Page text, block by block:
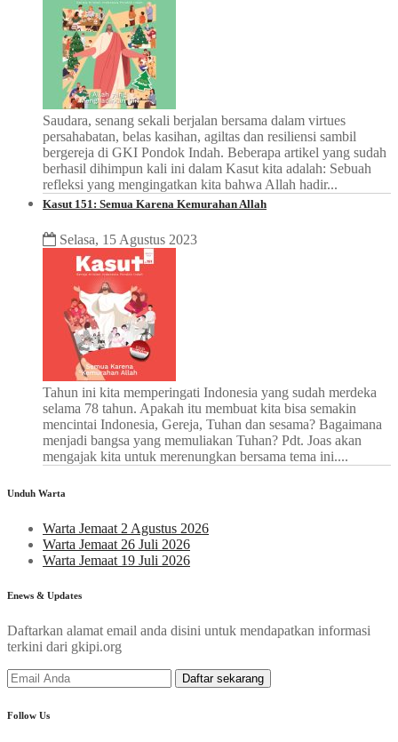
Saudara, senang sekali berjalan bersama dalam virtues
persahabatan, belas kasihan, agiltas dan resiliensi sambil
bergereja di GKI Pondok Indah. Beberapa artikel yang sudah
berhasil dihimpun kali ini dalam Kasut kita adalah: Sebuah
refleksi yang mengingatkan kita bahwa Allah hadir...
Kasut 151: Semua Karena Kemurahan Allah
Selasa, 15 Agustus 2023
Tahun ini kita memperingati Indonesia yang sudah merdeka
selama 78 tahun. Apakah itu membuat kita bisa semakin
mencintai Indonesia, Gereja, Tuhan dan sesama? Bagaimana
menjadi bangsa yang memuliakan Tuhan? Pdt. Joas akan
mengajak kita untuk merenungkan bersama tema ini....
Unduh Warta
Warta Jemaat 2 Agustus 2026
Warta Jemaat 26 Juli 2026
Warta Jemaat 19 Juli 2026
Enews & Updates
Daftarkan alamat email anda disini untuk mendapatkan informasi
terkini dari gkipi.org
Follow Us